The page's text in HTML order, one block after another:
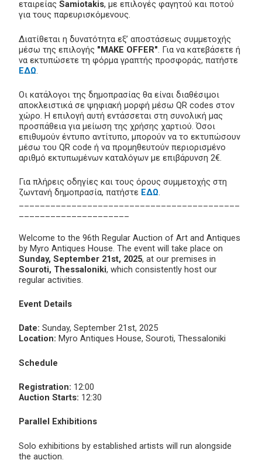
εταιρείας Samiotakis, με επιλογές φαγητού και ποτού
για τους παρευρισκόμενους.
Διατίθεται η δυνατότητα εξ’ αποστάσεως συμμετοχής
μέσω της επιλογής "MAKE OFFER" . Για να κατεβάσετε ή
να εκτυπώσετε τη φόρμα γραπτής προσφοράς, πατήστε
ΕΔΩ
Οι κατάλογοι της δημοπρασίας θα είναι διαθέσιμοι
αποκλειστικά σε ψηφιακή μορφή μέσω QR codes στον
χώρο. Η επιλογή αυτή εντάσσεται στη συνολική μας
προσπάθεια για μείωση της χρήσης χαρτιού. Όσοι
επιθυμούν έντυπο αντίτυπο, μπορούν να το εκτυπώσουν
μέσω του QR code ή να προμηθευτούν περιορισμένο
αριθμό εκτυπωμένων καταλόγων με επιβάρυνση 2€.
Για πλήρεις οδηγίες και τους όρους συμμετοχής στη
ζωντανή δημοπρασία, πατήστε ΕΔΩ.
Welcome to the 96th Regular Auction of Art and Antiques
by Myro Antiques House. The event will take place on
Sunday, September 21st, 2025, at our premises in
Souroti, Thessaloniki, which consistently host our
regular activities.
Event Details
Date: Sunday, September 21st, 2025
Location: Myro Antiques House, Souroti, Thessaloniki
Schedule
Registration: 12:00
Auction Starts: 12:30
Parallel Exhibitions
Solo exhibitions by established artists will run alongside
the auction.